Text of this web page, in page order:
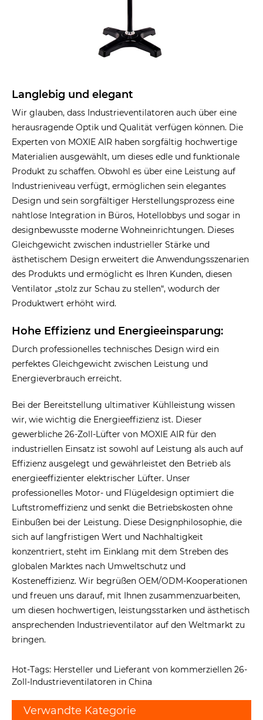
Langlebig und elegant
Wir glauben, dass Industrieventilatoren auch über eine
herausragende Optik und Qualität verfügen können. Die
Experten von MOXIE AIR haben sorgfältig hochwertige
Materialien ausgewählt, um dieses edle und funktionale
Produkt zu schaffen. Obwohl es über eine Leistung auf
Industrieniveau verfügt, ermöglichen sein elegantes
Design und sein sorgfältiger Herstellungsprozess eine
nahtlose Integration in Büros, Hotellobbys und sogar in
designbewusste moderne Wohneinrichtungen. Dieses
Gleichgewicht zwischen industrieller Stärke und
ästhetischem Design erweitert die Anwendungsszenarien
des Produkts und ermöglicht es Ihren Kunden, diesen
Ventilator „stolz zur Schau zu stellen“, wodurch der
Produktwert erhöht wird.
Hohe Effizienz und Energieeinsparung:
Durch professionelles technisches Design wird ein
perfektes Gleichgewicht zwischen Leistung und
Energieverbrauch erreicht.
Bei der Bereitstellung ultimativer Kühlleistung wissen
wir, wie wichtig die Energieeffizienz ist. Dieser
gewerbliche 26-Zoll-Lüfter von MOXIE AIR für den
industriellen Einsatz ist sowohl auf Leistung als auch auf
Effizienz ausgelegt und gewährleistet den Betrieb als
energieeffizienter elektrischer Lüfter. Unser
professionelles Motor- und Flügeldesign optimiert die
Luftstromeffizienz und senkt die Betriebskosten ohne
Einbußen bei der Leistung. Diese Designphilosophie, die
sich auf langfristigen Wert und Nachhaltigkeit
konzentriert, steht im Einklang mit dem Streben des
globalen Marktes nach Umweltschutz und
Kosteneffizienz. Wir begrüßen OEM/ODM-Kooperationen
und freuen uns darauf, mit Ihnen zusammenzuarbeiten,
um diesen hochwertigen, leistungsstarken und ästhetisch
ansprechenden Industrieventilator auf den Weltmarkt zu
bringen.
Hot-Tags: Hersteller und Lieferant von kommerziellen 26-
Zoll-Industrieventilatoren in China
Verwandte Kategorie